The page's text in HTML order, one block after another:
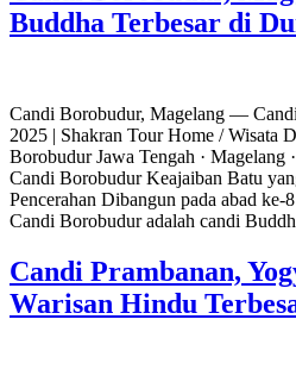
Buddha Terbesar di
Candi Borobudur, Magelang —
2025 | Shakran Tour Home / Wisata
Borobudur Jawa Tengah · Magelang
Candi Borobudur Keajaiban Batu
Pencerahan Dibangun pada abad ke-
Candi Borobudur adalah candi
Candi Prambanan,
Warisan Hindu